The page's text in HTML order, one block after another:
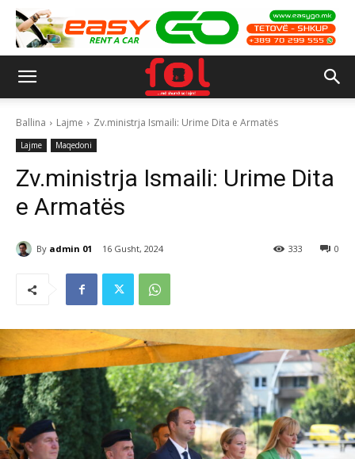
Ballina Lajme Zv.ministrja Ismaili: Urime Dita e Armatës
Lajme Maqedoni
Zv.ministrja Ismaili: Urime Dita
e Armatës
By admin 01 16 Gusht, 2024 0
333